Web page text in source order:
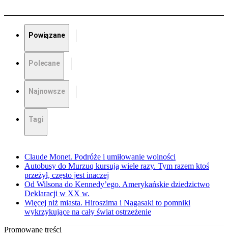
Powiązane
Polecane
Najnowsze
Tagi
Claude Monet. Podróże i umiłowanie wolności
Autobusy do Murzuq kursują wiele razy. Tym razem ktoś
przeżył, często jest inaczej
Od Wilsona do Kennedy’ego. Amerykańskie dziedzictwo
Deklaracji w XX w.
Więcej niż miasta. Hiroszima i Nagasaki to pomniki
wykrzykujące na cały świat ostrzeżenie
Promowane treści